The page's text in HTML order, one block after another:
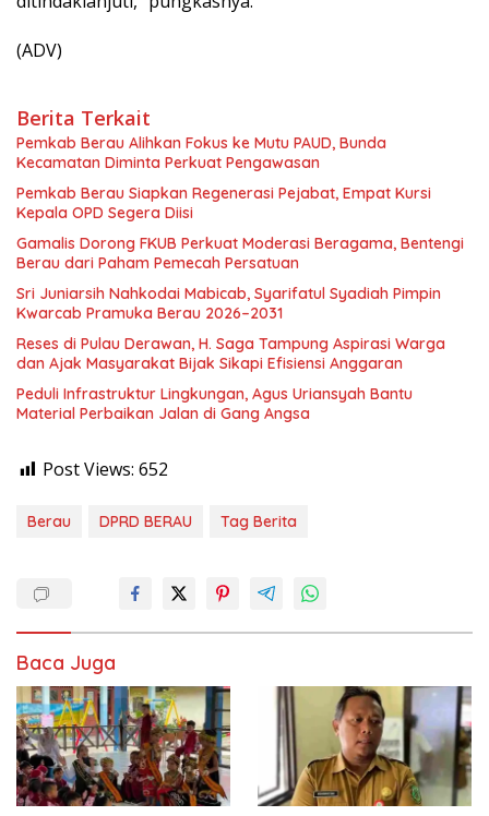
(ADV)
Berita Terkait
Pemkab Berau Alihkan Fokus ke Mutu PAUD, Bunda
Kecamatan Diminta Perkuat Pengawasan
Pemkab Berau Siapkan Regenerasi Pejabat, Empat Kursi
Kepala OPD Segera Diisi
Gamalis Dorong FKUB Perkuat Moderasi Beragama, Bentengi
Berau dari Paham Pemecah Persatuan
Sri Juniarsih Nahkodai Mabicab, Syarifatul Syadiah Pimpin
Kwarcab Pramuka Berau 2026–2031
Reses di Pulau Derawan, H. Saga Tampung Aspirasi Warga
dan Ajak Masyarakat Bijak Sikapi Efisiensi Anggaran
Peduli Infrastruktur Lingkungan, Agus Uriansyah Bantu
Material Perbaikan Jalan di Gang Angsa
Post Views: 652
Berau DPRD BERAU Tag Berita
Baca Juga